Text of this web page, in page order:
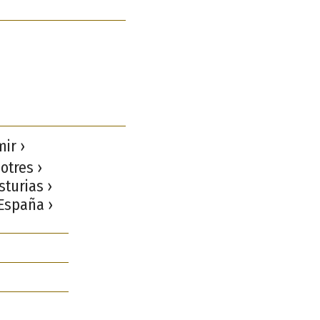
›
›
›
›